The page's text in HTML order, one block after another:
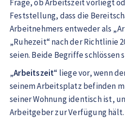
Frage, ob Arbeitszeit vorliegt
Feststellung, dass die
Arbeitnehmers entweder als
„Ruhezeit“ nach der Richtlinie
seien. Beide Begriffe schlössen
„Arbeitszeit“ liege vor, wenn
seinem Arbeitsplatz befinden
seiner Wohnung identisch ist,
Arbeitgeber zur Verfügung